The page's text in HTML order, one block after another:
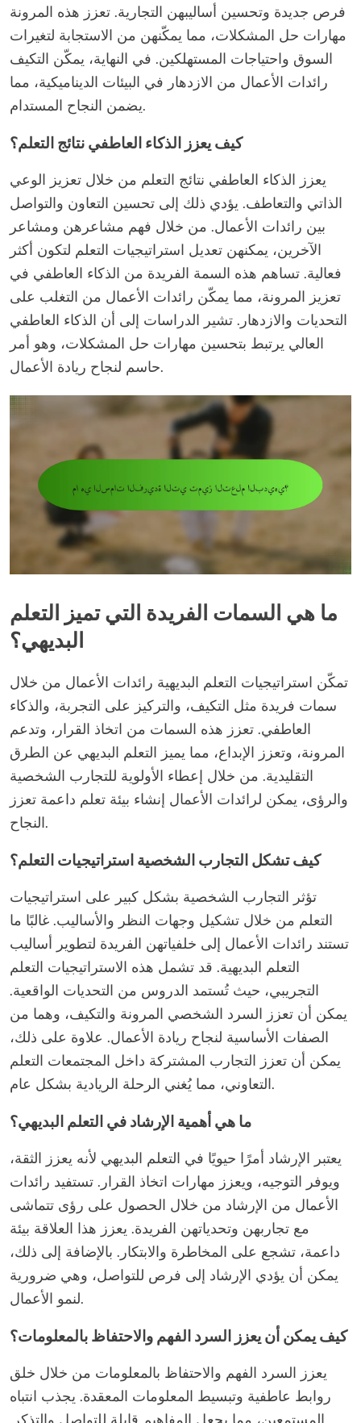
فرص جديدة وتحسين أساليبهن التجارية. تعزز هذه المرونة
مهارات حل المشكلات، مما يمكّنهن من الاستجابة لتغيرات
السوق واحتياجات المستهلكين. في النهاية، يمكّن التكيف
رائدات الأعمال من الازدهار في البيئات الديناميكية، مما
يضمن النجاح المستدام.
كيف يعزز الذكاء العاطفي نتائج التعلم؟
يعزز الذكاء العاطفي نتائج التعلم من خلال تعزيز الوعي
الذاتي والتعاطف. يؤدي ذلك إلى تحسين التعاون والتواصل
بين رائدات الأعمال. من خلال فهم مشاعرهن ومشاعر
الآخرين، يمكنهن تعديل استراتيجيات التعلم لتكون أكثر
فعالية. تساهم هذه السمة الفريدة من الذكاء العاطفي في
تعزيز المرونة، مما يمكّن رائدات الأعمال من التغلب على
التحديات والازدهار. تشير الدراسات إلى أن الذكاء العاطفي
العالي يرتبط بتحسين مهارات حل المشكلات، وهو أمر
حاسم لنجاح ريادة الأعمال.
ما هي السمات الفريدة التي تميز التعلم
البديهي؟
تمكّن استراتيجيات التعلم البديهية رائدات الأعمال من خلال
سمات فريدة مثل التكيف، والتركيز على التجربة، والذكاء
العاطفي. تعزز هذه السمات من اتخاذ القرار، وتدعم
المرونة، وتعزز الإبداع، مما يميز التعلم البديهي عن الطرق
التقليدية. من خلال إعطاء الأولوية للتجارب الشخصية
والرؤى، يمكن لرائدات الأعمال إنشاء بيئة تعلم داعمة تعزز
النجاح.
كيف تشكل التجارب الشخصية استراتيجيات التعلم؟
تؤثر التجارب الشخصية بشكل كبير على استراتيجيات
التعلم من خلال تشكيل وجهات النظر والأساليب. غالبًا ما
تستند رائدات الأعمال إلى خلفياتهن الفريدة لتطوير أساليب
التعلم البديهية. قد تشمل هذه الاستراتيجيات التعلم
التجريبي، حيث تُستمد الدروس من التحديات الواقعية.
يمكن أن تعزز السرد الشخصي المرونة والتكيف، وهما من
الصفات الأساسية لنجاح ريادة الأعمال. علاوة على ذلك،
يمكن أن تعزز التجارب المشتركة داخل المجتمعات التعلم
التعاوني، مما يُغني الرحلة الريادية بشكل عام.
ما هي أهمية الإرشاد في التعلم البديهي؟
يعتبر الإرشاد أمرًا حيويًا في التعلم البديهي لأنه يعزز الثقة،
ويوفر التوجيه، ويعزز مهارات اتخاذ القرار. تستفيد رائدات
الأعمال من الإرشاد من خلال الحصول على رؤى تتماشى
مع تجاربهن وتحدياتهن الفريدة. يعزز هذا العلاقة بيئة
داعمة، تشجع على المخاطرة والابتكار. بالإضافة إلى ذلك،
يمكن أن يؤدي الإرشاد إلى فرص للتواصل، وهي ضرورية
لنمو الأعمال.
كيف يمكن أن يعزز السرد الفهم والاحتفاظ بالمعلومات؟
يعزز السرد الفهم والاحتفاظ بالمعلومات من خلال خلق
روابط عاطفية وتبسيط المعلومات المعقدة. يجذب انتباه